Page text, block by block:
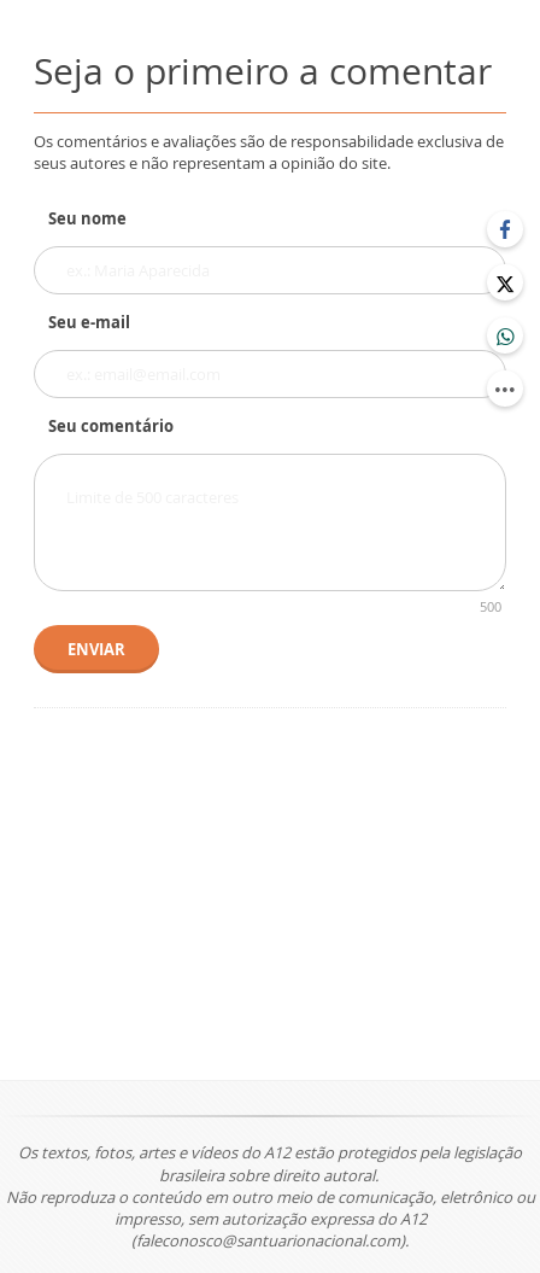
Seja o primeiro a comentar
Os comentários e avaliações são de responsabilidade exclusiva de
seus autores e não representam a opinião do site.
Seu nome
Seu e-mail
Seu comentário
500
ENVIAR
Os textos, fotos, artes e vídeos do A12 estão protegidos pela legislação
brasileira sobre direito autoral.
Não reproduza o conteúdo em outro meio de comunicação, eletrônico ou
impresso, sem autorização expressa do A12
(faleconosco@santuarionacional.com).